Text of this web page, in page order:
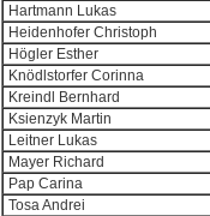
Hartmann Lukas
Heidenhofer Christoph
Högler Esther
Knödlstorfer Corinna
Kreindl Bernhard
Ksienzyk Martin
Leitner Lukas
Mayer Richard
Pap Carina
Tosa Andrei